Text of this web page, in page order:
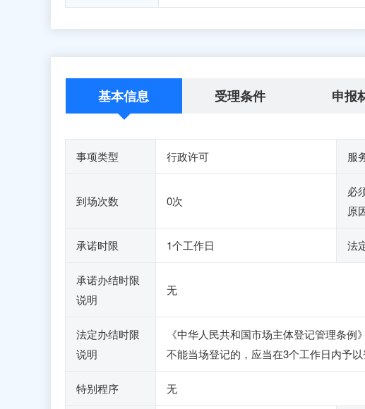
基本信息 受理条件 申报
事项类型 行政许可 服
到场次数 0次
必
原
承诺时限 1个工作日 法
承诺办结时限
说明
无
法定办结时限
说明
《中华人民共和国市场主体登记管理条
不能当场登记的，应当在3个工作日内予
特别程序 无